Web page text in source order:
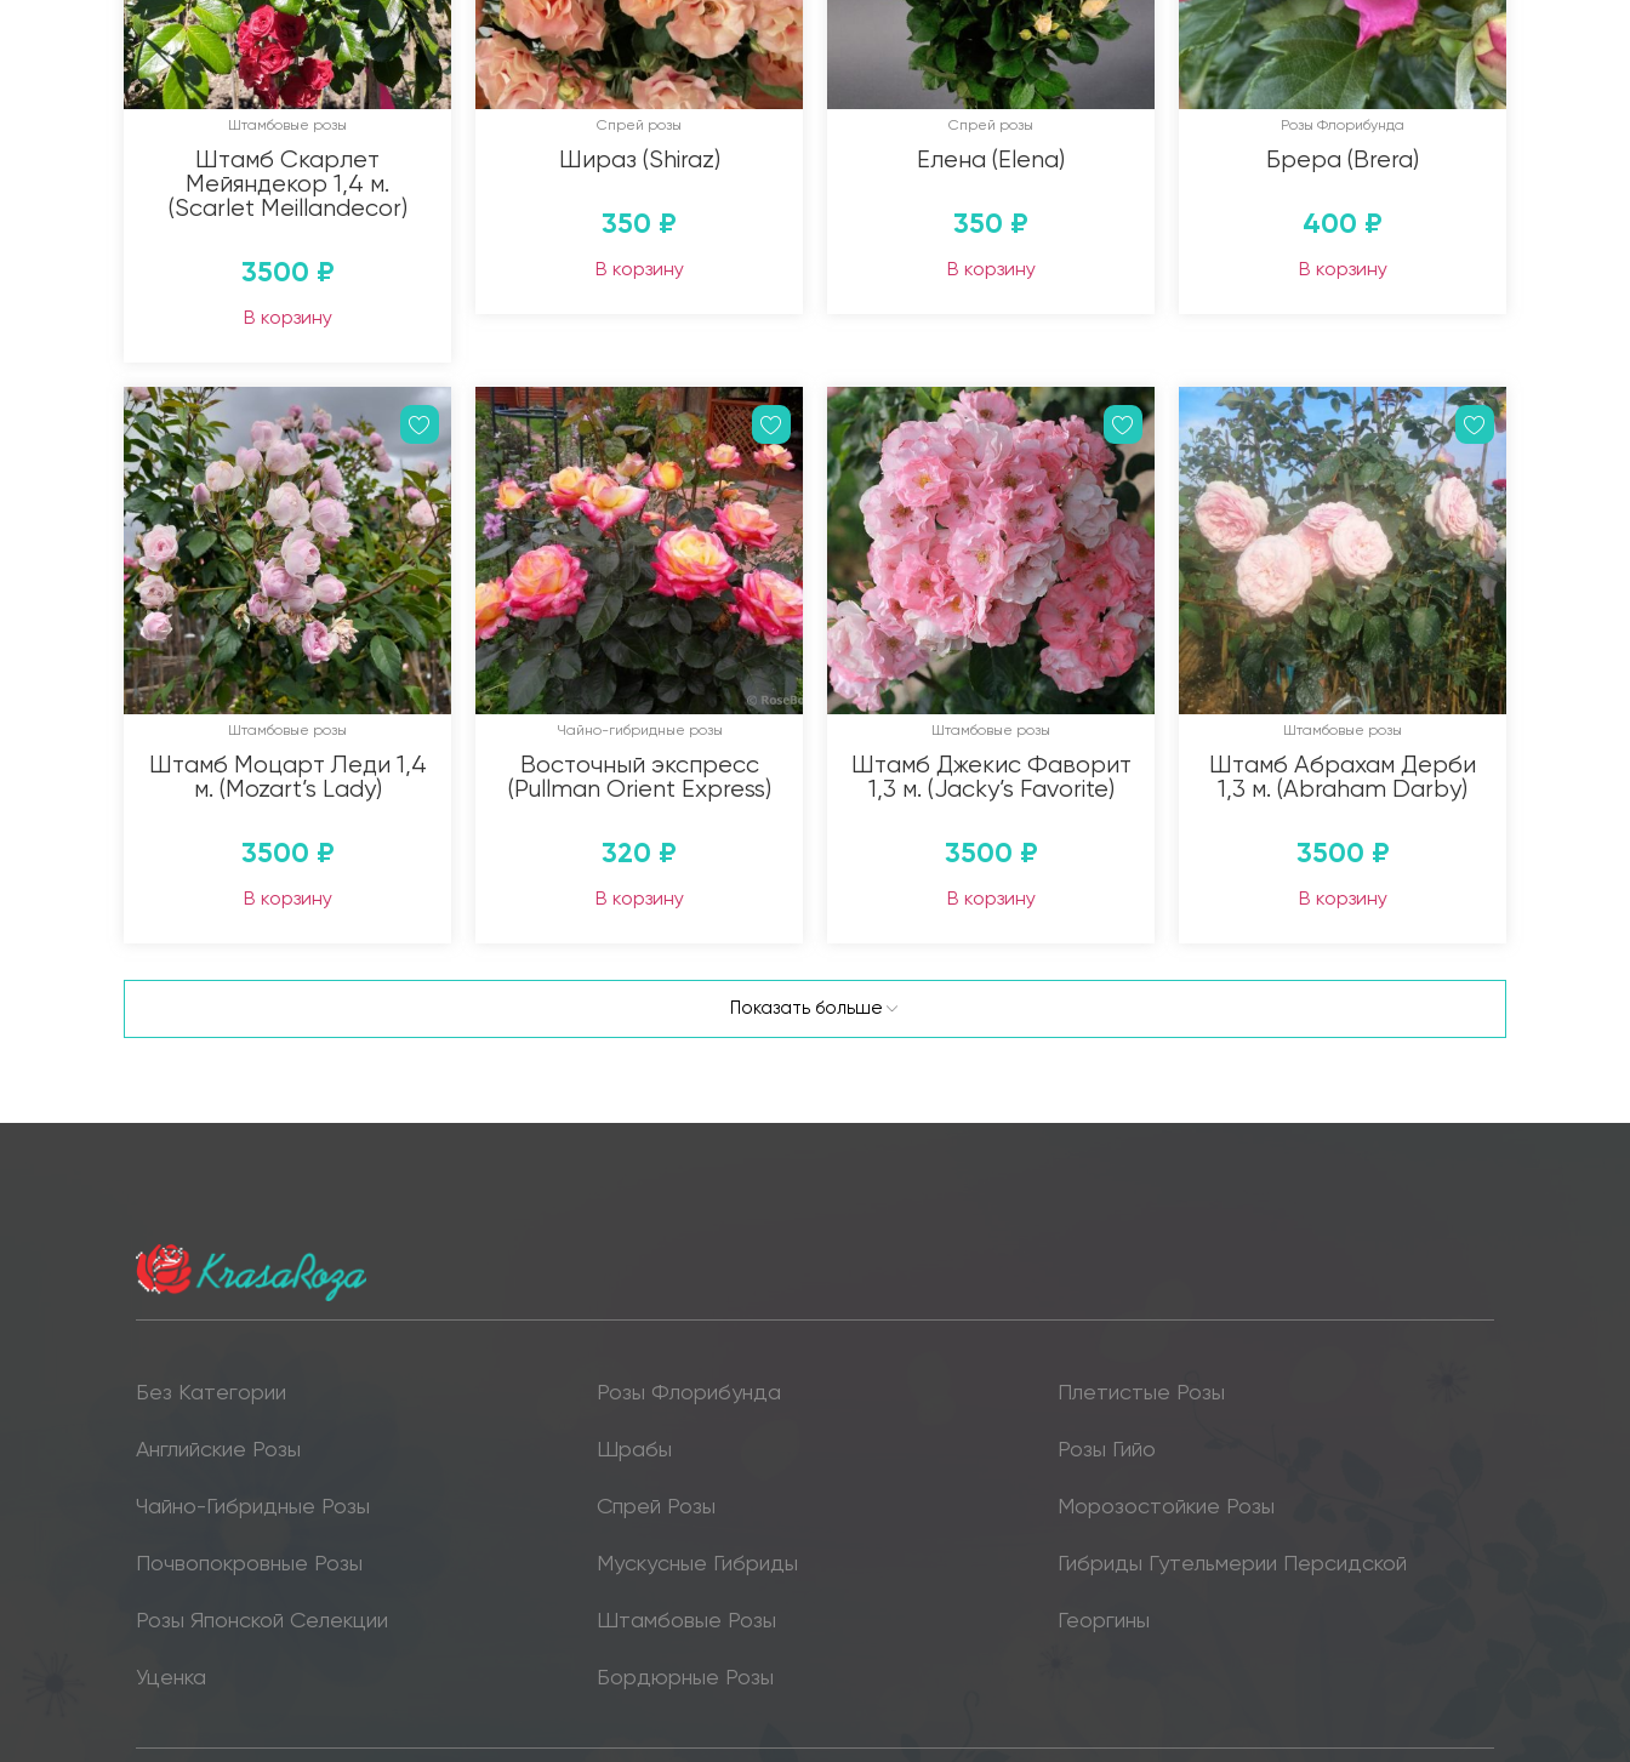
Штамбовые розы
Штамб Скарлет
Мейяндекор 1,4 м.
(Scarlet Meillandecor)
3500 ₽
В корзину
Спрей розы
Шираз (Shiraz)
350 ₽
В корзину
Спрей розы
Елена (Elena)
350 ₽
В корзину
Розы Флорибунда
Брера (Brera)
400 ₽
В корзину
Штамбовые розы
Штамб Моцарт Леди 1,4
м. (Mozart’s Lady)
3500 ₽
В корзину
Чайно-гибридные розы
Восточный экспресс
(Pullman Orient Express)
320 ₽
В корзину
Штамбовые розы
Штамб Джекис Фаворит
1,3 м. (Jacky’s Favorite)
3500 ₽
В корзину
Штамбовые розы
Штамб Абрахам Дерби
1,3 м. (Abraham Darby)
3500 ₽
В корзину
Показать больше
Без Категории Розы Флорибунда Плетистые Розы
Английские Розы Шрабы Розы Гийо
Чайно-Гибридные Розы Спрей Розы Морозостойкие Розы
Почвопокровные Розы Мускусные Гибриды Гибриды Гутельмерии Персидской
Розы Японской Селекции Штамбовые Розы Георгины
Уценка Бордюрные Розы